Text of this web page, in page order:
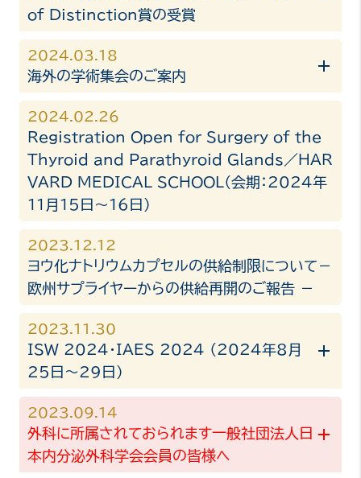
of Distinction賞の受賞
2024.03.18
海外の学術集会のご案内
2024.02.26
Registration Open for Surgery of the
Thyroid and Parathyroid Glands／HAR
VARD MEDICAL SCHOOL（会期：2024年
11月15日～16日）
2023.12.12
ヨウ化ナトリウムカプセルの供給制限について－
欧州サプライヤーからの供給再開のご報告 －
2023.11.30
ISW 2024・IAES 2024 （2024年8月
25日〜29日）
2023.09.14
外科に所属されておられます一般社団法人日
本内分泌外科学会会員の皆様へ